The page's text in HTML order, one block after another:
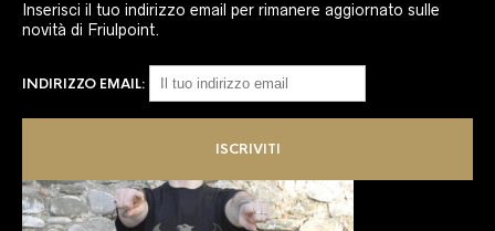
Inserisci il tuo indirizzo email per rimanere aggiornato sulle
novità di Friulpoint.
INDIRIZZO EMAIL: